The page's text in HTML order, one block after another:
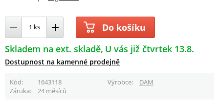
Do košíku
Skladem na ext. skladě U vás již čtvrtek 13.8.
Dostupnost na kamenné prodejně
Kód 1643118 Výrobce
DAM
Záruka
24 měsíců